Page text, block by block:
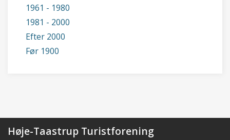
1961 - 1980
1981 - 2000
Efter 2000
Før 1900
Høje-Taastrup Turistforening